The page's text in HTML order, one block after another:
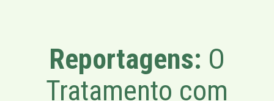
Reportagens: O
Tratamento com